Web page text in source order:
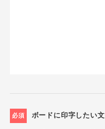
必須 ボードに印字したい